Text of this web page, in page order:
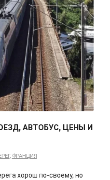
АВТОБУС, ЦЕНЫ И
, ФРАНЦИЯ
хорош по-своему, но